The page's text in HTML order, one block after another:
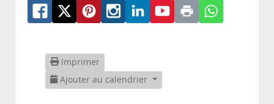
Imprimer
Ajouter au calendrier